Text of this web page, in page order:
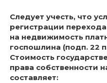
Следует учесть, что
регистрации
на недвижимость
госпошлина (подп. 22
Стоимость
права собственности
составляет: